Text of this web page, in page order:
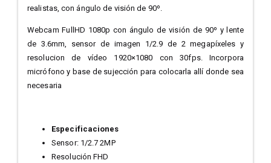
realistas, con ángulo de visión de 90º.
Webcam FullHD 1080p con ángulo de visión de 90º y lente
de 3.6mm, sensor de imagen 1/2.9 de 2 megapíxeles y
resolucion de vídeo 1920×1080 con 30fps. Incorpora
micrófono y base de sujección para colocarla allí donde sea
necesaria
Especificaciones
Sensor: 1/2.7 2MP
Resolución FHD